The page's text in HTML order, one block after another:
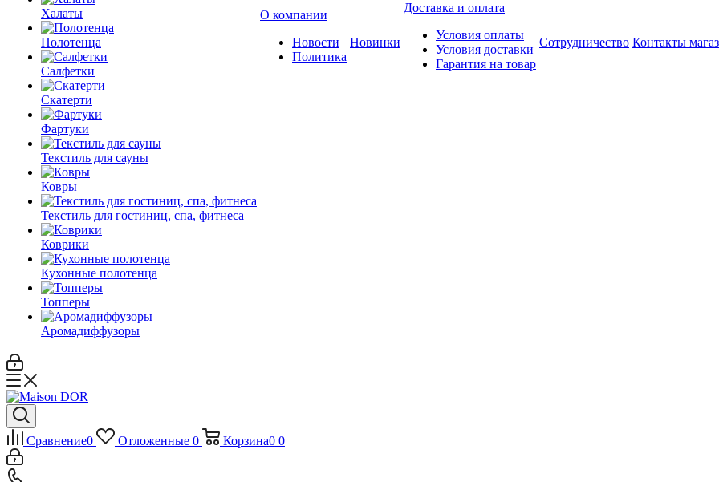
Халаты
Полотенца
Салфетки
Скатерти
Фартуки
Текстиль для сауны
Ковры
Текстиль для гостиниц, спа, фитнеса
Коврики
Кухонные полотенца
Топперы
Аромадиффузоры
О компании
Новости
Политика
Новинки
Доставка и оплата
Условия оплаты
Условия доставки
Гарантия на товар
Сотрудничество Контакты
Сравнение0 Отложенные 0 Корзина0 0